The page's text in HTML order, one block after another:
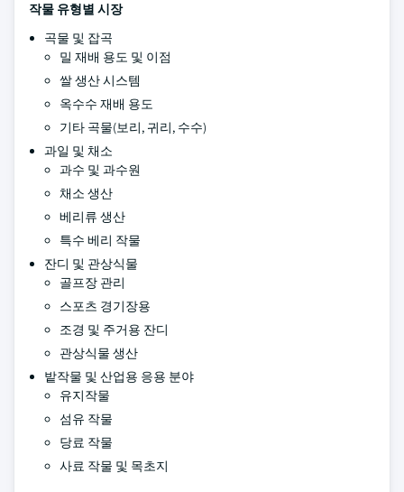
작물 유형별 시장
곡물 및 잡곡
밀 재배 용도 및 이점
쌀 생산 시스템
옥수수 재배 용도
기타 곡물(보리, 귀리, 수수)
과일 및 채소
과수 및 과수원
채소 생산
베리류 생산
특수 베리 작물
잔디 및 관상식물
골프장 관리
스포츠 경기장용
조경 및 주거용 잔디
관상식물 생산
밭작물 및 산업용 응용 분야
유지작물
섬유 작물
당료 작물
사료 작물 및 목초지